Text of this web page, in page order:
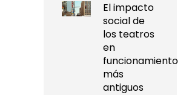
El impacto
social de
los teatros
en
funcionamiento
más
antiguos